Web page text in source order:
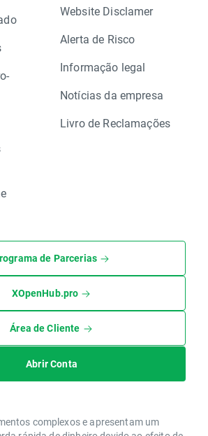
Website Disclamer
Alerta de Risco
Informação legal
Notícias da empresa
Livro de Reclamações
de Parcerias
XOpenHub.pro
Área de Cliente
Abrir Conta
complexos e apresentam um